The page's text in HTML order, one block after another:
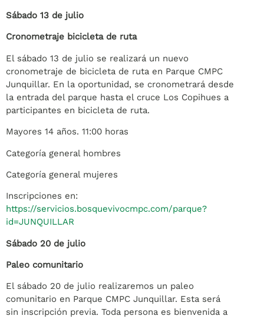
Sábado 13 de julio
Cronometraje bicicleta de ruta
El sábado 13 de julio se realizará un nuevo
cronometraje de bicicleta de ruta en Parque CMPC
Junquillar. En la oportunidad, se cronometrará desde
la entrada del parque hasta el cruce Los Copihues a
participantes en bicicleta de ruta.
Mayores 14 años. 11:00 horas
Categoría general hombres
Categoría general mujeres
Inscripciones en:
https://servicios.bosquevivocmpc.com/parque?
id=JUNQUILLAR
Sábado 20 de julio
Paleo comunitario
El sábado 20 de julio realizaremos un paleo
comunitario en Parque CMPC Junquillar. Esta será
sin inscripción previa. Toda persona es bienvenida a